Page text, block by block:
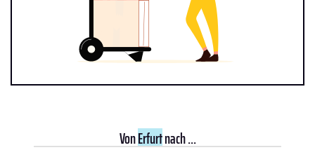
VonErfurtnach ...